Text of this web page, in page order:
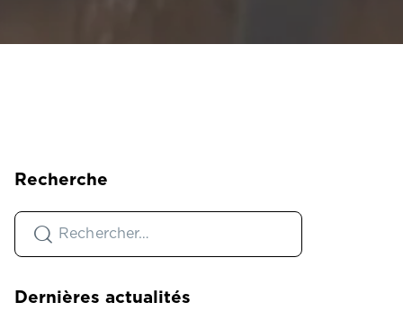
Recherche
Dernières actualités